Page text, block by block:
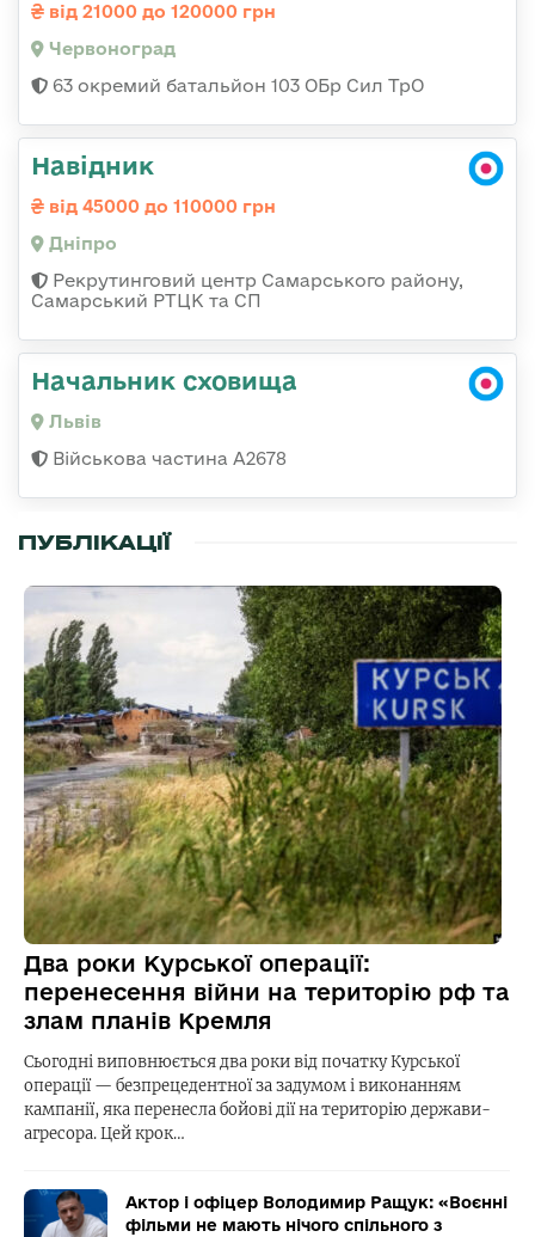
від 21000 до 120000 грн
Червоноград
63 окремий батальйон 103 ОБр Сил ТрО
Навідник
від 45000 до 110000 грн
Дніпро
Рекрутинговий центр Самарського району,
Самарський РТЦК та СП
Начальник сховища
Львів
Військова частина А2678
ПУБЛІКАЦІЇ
Два роки Курської операції:
перенесення війни на територію рф та
злам планів Кремля
Сьогодні виповнюється два роки від початку Курської
операції — безпрецедентної за задумом і виконанням
кампанії, яка перенесла бойові дії на територію держави-
агресора. Цей крок…
Актор і офіцер Володимир Ращук: «Воєнні
фільми не мають нічого спільного з